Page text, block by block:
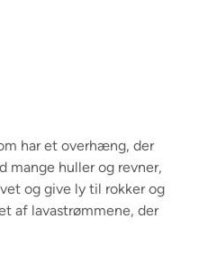
har et overhæng, der
mange huller og revner,
og give ly til rokker og
af lavastrømmene, der